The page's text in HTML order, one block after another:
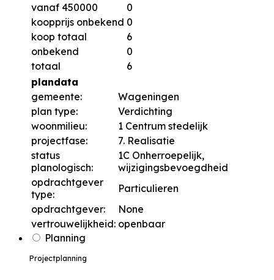
vanaf 450000
0
koopprijs onbekend 0
koop totaal
6
onbekend
0
totaal
6
plandata
gemeente:
Wageningen
plan type:
Verdichting
woonmilieu:
1 Centrum stedelijk
projectfase:
7. Realisatie
status
planologisch:
1C Onherroepelijk,
wijzigingsbevoegdheid
opdrachtgever
type:
Particulieren
opdrachtgever:
None
vertrouwelijkheid: openbaar
Planning
Projectplanning